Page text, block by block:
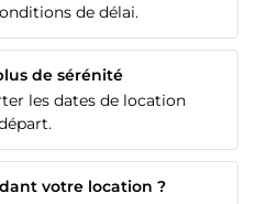
de délai.
de sérénité
les dates de location
votre location ?